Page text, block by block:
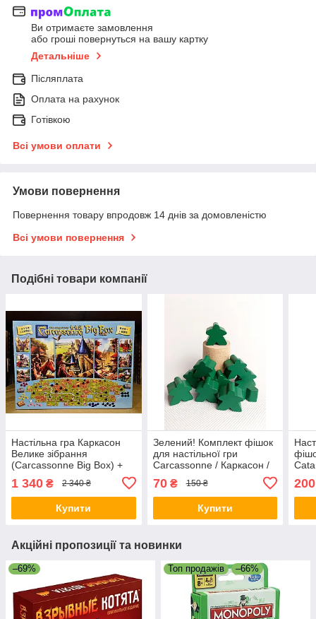
Ви отримаєте замовлення
або гроші повернуться на вашу картку
Детальніше
Післяплата
Оплата на рахунок
Готівкою
Всі умови оплати
Умови повернення
Повернення товару впродовж 14 днів за домовленістю
Всі умови повернення
Подібні товари компанії
Настільна гра Каркасон
Велике зібрання
(Carcassonne Big Box) +
УКРАІНСЬКОЮ правила
1 340 ₴ 2 340 ₴
Купити
Зелений! Комплект фішок
для настільної гри
Carcassonne / Каркасон /
70₴ 150 ₴
Купити
200
Акційні пропозиції та новинки
–69% Топ продажів –66%